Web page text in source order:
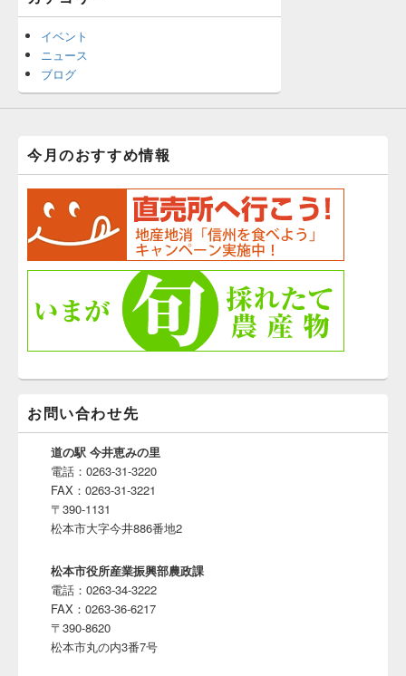
イベント
ニュース
ブログ
今月のおすすめ情報
お問い合わせ先
道の駅 今井恵みの里
電話：0263-31-3220
FAX：0263-31-3221
〒390-1131
松本市大字今井886番地2
松本市役所産業振興部農政課
電話：0263-34-3222
FAX：0263-36-6217
〒390-8620
松本市丸の内3番7号